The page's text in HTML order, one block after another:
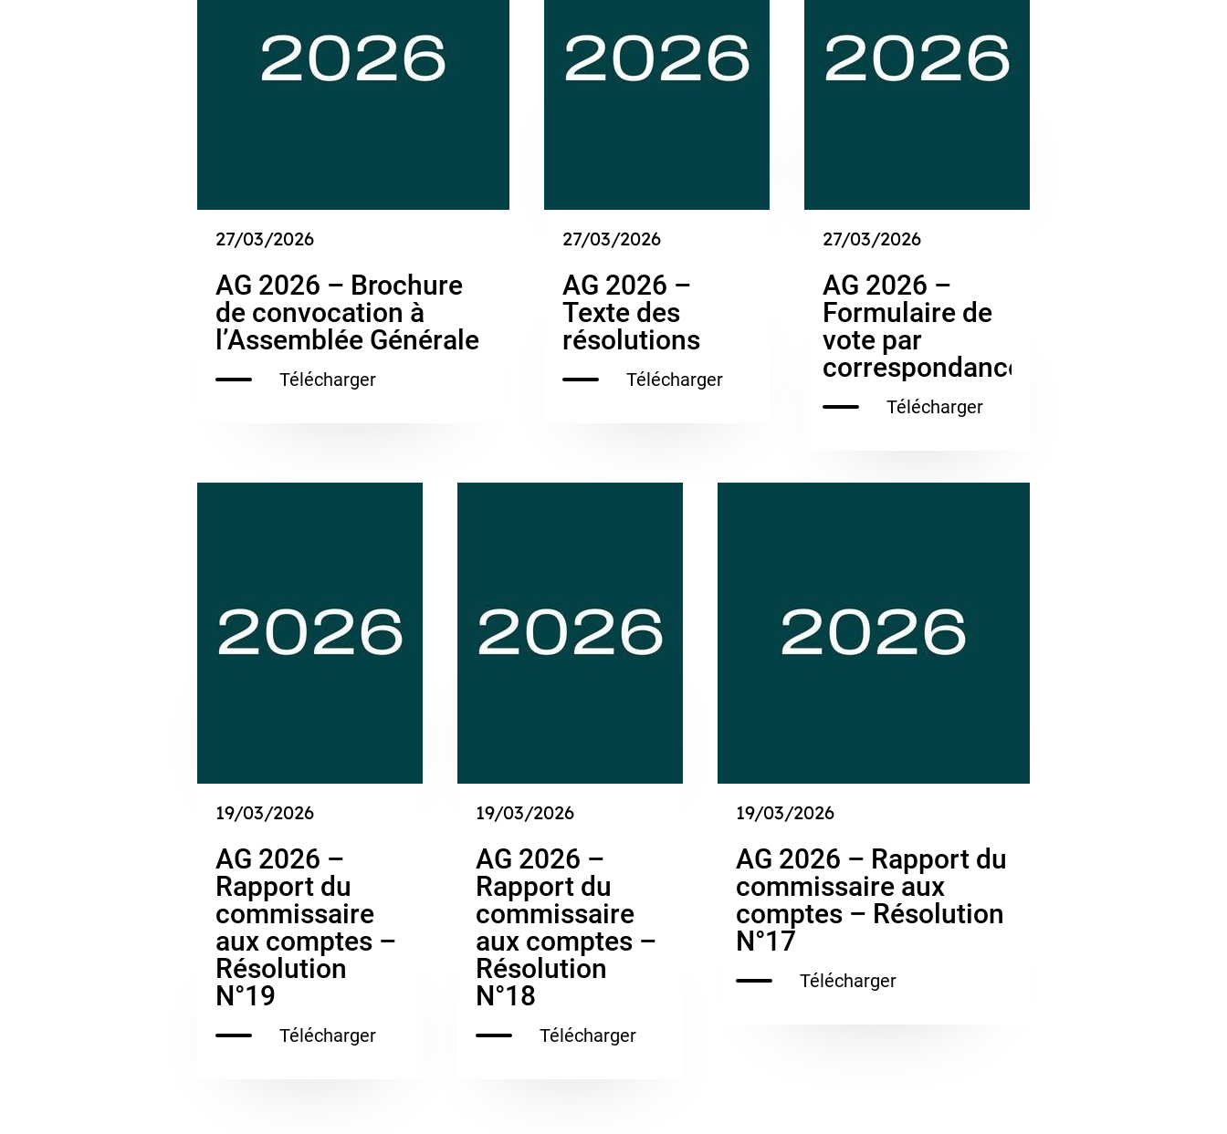
27/03/2026
AG 2026 – Brochure
de convocation à
l’Assemblée Générale
Télécharger
27/03/2026
AG 2026 –
Texte des
résolutions
Télécharger
27/03/2026
AG 2026 –
Formulaire de
vote par
correspondance
Télécharger
19/03/2026
AG 2026 –
Rapport du
commissaire
aux comptes –
Résolution
N°19
Télécharger
19/03/2026
AG 2026 –
Rapport du
commissaire
aux comptes –
Résolution
N°18
Télécharger
19/03/2026
AG 2026 – Rapport du
commissaire aux
comptes – Résolution
N°17
Télécharger